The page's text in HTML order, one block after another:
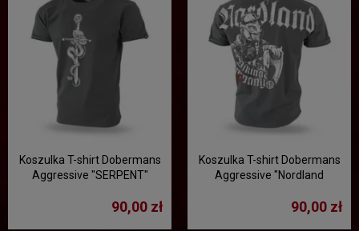
Koszulka T-shirt Dobermans
Aggressive "SERPENT"
90,00 zł
Koszulka T-shirt Dobermans
Aggressive "Nordland
90,00 zł